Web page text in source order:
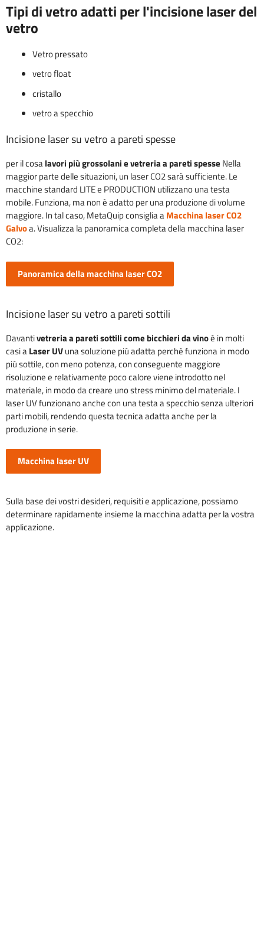
Tipi di vetro adatti per l'incisione laser del
vetro
Vetro pressato
vetro float
cristallo
vetro a specchio
Incisione laser su vetro a pareti spesse
per il cosalavori più grossolani e vetreria a pareti spesse Nella
maggior parte delle situazioni, un laser CO2 sarà sufficiente. Le
macchine standard LITE e PRODUCTION utilizzano una testa
mobile. Funziona, ma non è adatto per una produzione di volume
maggiore. In tal caso, MetaQuip consiglia aMacchina laser CO2
Galvoa. Visualizza la panoramica completa della macchina laser
CO2:
Panoramica della macchina laser CO2
Incisione laser su vetro a pareti sottili
Davantivetreria a pareti sottili come bicchieri da vinoè in molti
casi aLaser UVuna soluzione più adatta perché funziona in modo
più sottile, con meno potenza, con conseguente maggiore
risoluzione e relativamente poco calore viene introdotto nel
materiale, in modo da creare uno stress minimo del materiale. I
laser UV funzionano anche con una testa a specchio senza ulteriori
parti mobili, rendendo questa tecnica adatta anche per la
produzione in serie.
Macchina laser UV
Sulla base dei vostri desideri, requisiti e applicazione, possiamo
determinare rapidamente insieme la macchina adatta per la vostra
applicazione.